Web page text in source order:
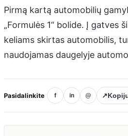
Pirmą kartą automobilių
„Formulės 1“ bolide. Į gatves
keliams skirtas automobilis,
naudojamas daugelyje
Pasidalinkite f in @ ↗